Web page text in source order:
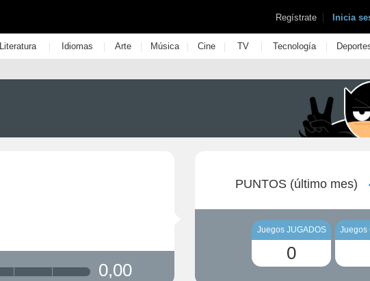
Regístrate | Inicia
Literatura | Idiomas | Arte | Música | Cine | TV | Tecnología |
0,00
PUNTOS (último mes)
Juegos JUGADOS
0
Juegos